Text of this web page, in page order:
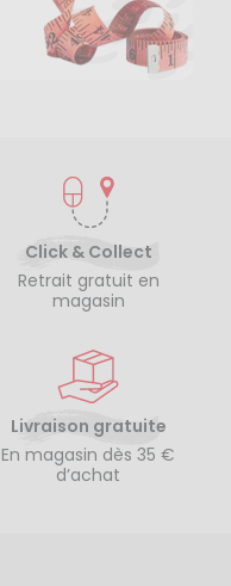
Click & Collect
Retrait gratuit en
magasin
Livraison gratuite
En magasin dès 35 €
d’achat